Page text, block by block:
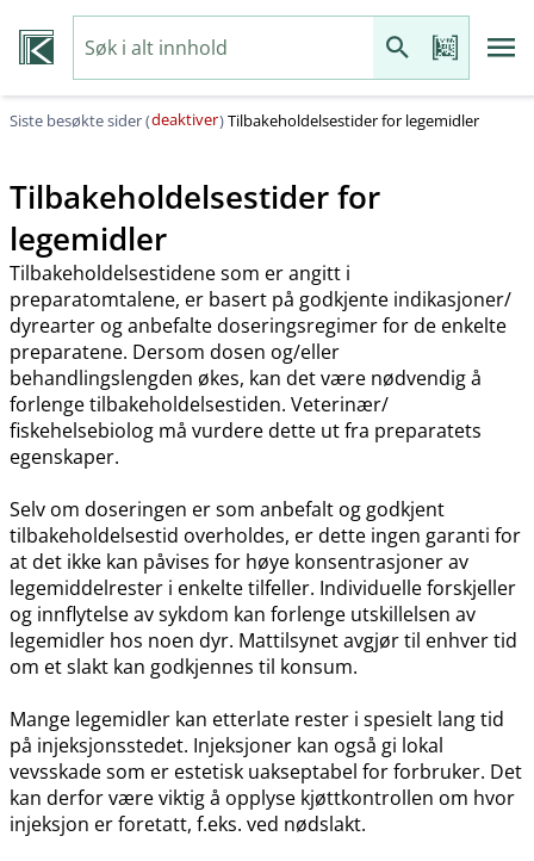
Siste besøkte sider (deaktiver)Tilbakeholdelsestider for legemidler
Tilbakeholdelsestider for
legemidler
Tilbakeholdelsestidene som er angitt i
preparatomtalene, er basert på godkjente indikasjoner​/​
dyrearter og anbefalte doseringsregimer for de enkelte
preparatene. Dersom dosen og​/​eller
behandlingslengden økes, kan det være nødvendig å
forlenge tilbakeholdelsestiden. Veterinær​/​
fiskehelsebiolog må vurdere dette ut fra preparatets
egenskaper.
Selv om doseringen er som anbefalt og godkjent
tilbakeholdelsestid overholdes, er dette ingen garanti for
at det ikke kan påvises for høye konsentrasjoner av
legemiddelrester i enkelte tilfeller. Individuelle forskjeller
og innflytelse av sykdom kan forlenge utskillelsen av
legemidler hos noen dyr. Mattilsynet avgjør til enhver tid
om et slakt kan godkjennes til konsum.
Mange legemidler kan etterlate rester i spesielt lang tid
på injeksjonsstedet. Injeksjoner kan også gi lokal
vevsskade som er estetisk uakseptabel for forbruker. Det
kan derfor være viktig å opplyse kjøttkontrollen om hvor
injeksjon er foretatt, f.eks. ved nødslakt.